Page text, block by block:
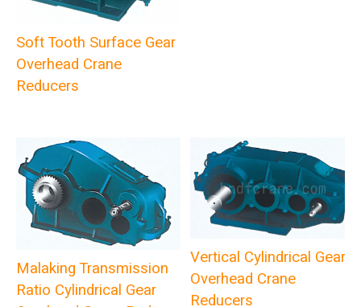
Soft Tooth Surface Gear
Overhead Crane
Reducers
Malaking Transmission
Ratio Cylindrical Gear
Vertical Cylindrical Gear
Overhead Crane
Reducers